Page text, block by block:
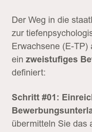
Der Weg in die
zur
Erwachsene (E-TP)
ein zweistufiges
definiert:
Schritt #01:
übermitteln Sie das